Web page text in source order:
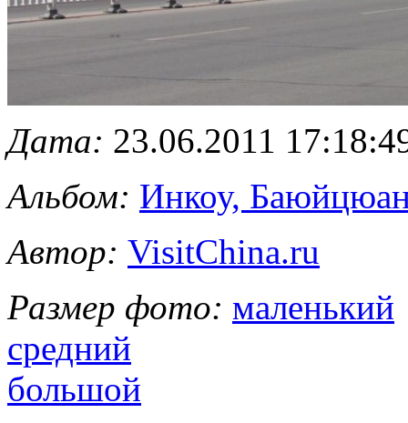
Дата: 23.06.2011
Альбом: Инкоу,
Автор: VisitChina.ru
Размер фото: маленький
средний
большой